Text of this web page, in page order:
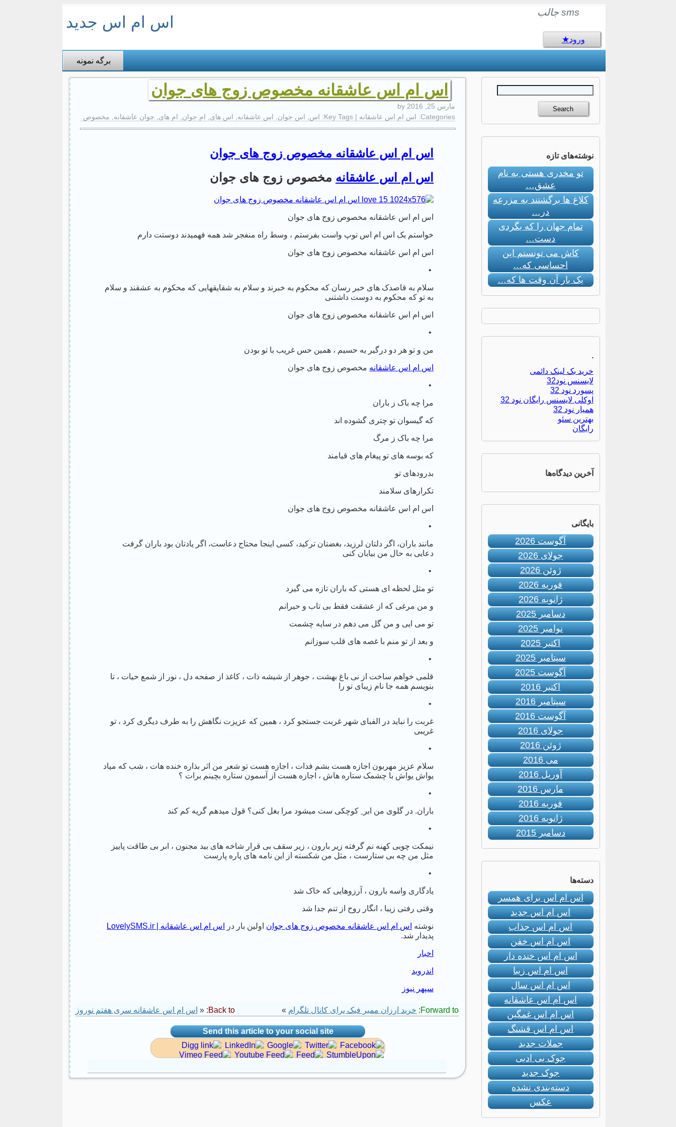
اس ام اس جدید
sms جالب
ورود
برگه نمونه
اس ام اس عاشقانه مخصوص زوج های جوان
مارس 25, 2016
Categories:
اس ام اس عاشقانه | Key Tags: اس اس جوان اس عاشقانه اس های ام جوان ام های جوان عاشقانه مخصوص
اس ام اس عاشقانه مخصوص زوج های جوان
اس ام اس عاشقانه مخصوص زوج های جوان
اس ام اس عاشقانه مخصوص زوج های جوان
خواستم یک اس ام اس توپ واست بفرستم ، وسط راه منفجر شد همه فهمیدند دوستت دارم
اس ام اس عاشقانه مخصوص زوج های جوان
•
سلام به قاصدک های خبر رسان که محکوم به خبرند و سلام به شقایقهایی که محکوم به عشقند و سلام
به تو که محکوم به دوست داشتنی
اس ام اس عاشقانه مخصوص زوج های جوان
•
من و تو هر دو درگیر یه حسیم ، همین حس غریب با تو بودن
اس ام اس عاشقانه مخصوص زوج های جوان
•
مرا چه باک ز باران
که گیسوان تو چتری گشوده اند
مرا چه باک ز مرگ
که بوسه های تو پیغام های قیامند
بدرودهای تو
تکرارهای سلامند
اس ام اس عاشقانه مخصوص زوج های جوان
•
مانند باران، اگر دلتان لرزید، بغضتان ترکید، کسی اینجا محتاج دعاست، اگر یادتان بود باران گرفت
دعایی به حال من بیابان کنی
•
تو مثل لحظه ای هستی که باران تازه می گیرد
و من مرغی که از عشقت فقط بی تاب و حیرانم
تو می ایی و من گل می دهم در سایه چشمت
و بعد از تو منم با غصه های قلب سوزانم
•
قلمی خواهم ساخت از نی باغ بهشت ، جوهر از شیشه ذات ، کاغذ از صفحه دل ، نور از شمع حیات ، تا
بنویسم همه جا نام زیبای تو را
•
غربت را نباید در الفبای شهر غربت جستجو کرد ، همین که عزیزت نگاهش را به طرف دیگری کرد ، تو
غریبی
•
سلام عزیز مهربون اجازه هست بشم فدات ، اجازه هست تو شعر من اثر بذاره خنده هات ، شب که میاد
یواش یواش با چشمک ستاره هاش ، اجازه هست از آسمون ستاره بچینم برات ؟
•
باران. در گلوی من ابر ِ کوچکی ست میشود مرا بغل کنی؟ قول میدهم گریه کم کند
•
نیمکت چوبی کهنه نم گرفته زیر بارون ، زیر سقف بی قرار شاخه های بید مجنون ، ابر بی طاقت پاییز
مثل من چه بی ستارست ، مثل من شکسته از این نامه های پاره پارست
•
یادگاری واسه بارون ، آرزوهایی که خاک شد
وقتی رفتی زیبا ، انگار روح از تنم جدا شد
نوشته اس ام اس عاشقانه مخصوص زوج های جوان اولین بار در
اس ام اس عاشقانه | LovelySMS.ir
پدیدار شد.
اخبار
اندروید
سپهر نیوز
Back to:
« اس ام اس عاشقانه سری هفتم نوروز Forward to: خرید ارزان ممبر فیک برای کانال تلگرام »
Send this article to your social site
نوشته‌های تازه
تو مخدری هستی به نام
عشق…
کلاغ ها برگشتند به مزرعه
در…
تمام جهان را که بگردی
دست…
کاش می تونستم این
احساسی که…
یک بار آن وقت ها که…
.
خرید بک لینک دائمی
لایسنس نود32
پسورد نود 32
اوکلی لایسنس رایگان نود 32
همیار نود 32
بهترین سئو
رایگان
آخرین دیدگاه‌ها
بایگانی
آگوست 2026
جولای 2026
ژوئن 2026
فوریه 2026
ژانویه 2026
دسامبر 2025
نوامبر 2025
اکتبر 2025
سپتامبر 2025
آگوست 2025
اکتبر 2016
سپتامبر 2016
آگوست 2016
جولای 2016
ژوئن 2016
می 2016
آوریل 2016
مارس 2016
فوریه 2016
ژانویه 2016
دسامبر 2015
دسته‌ها
اس ام اس برای همسر
اس ام اس جدید
اس ام اس جذاب
اس ام اس خفن
اس ام اس خنده دار
اس ام اس زیبا
اس ام اس سال
اس ام اس عاشقانه
اس ام اس غمگین
اس ام اس قشنگ
جملات جدید
جوک بی ادبی
جوک جدید
دسته‌بندی نشده
عکس